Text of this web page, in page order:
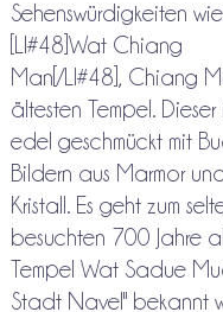
Sehenswürdigkeiten wie
[LI#48]Wat Chiang
Man[/LI#48], Chiang
ältesten Tempel. Dieser
edel geschmückt mit
Bildern aus Marmor und
Kristall. Es geht zum
besuchten 700 Jahre
Tempel Wat Sadue
Stadt Navel" bekannt